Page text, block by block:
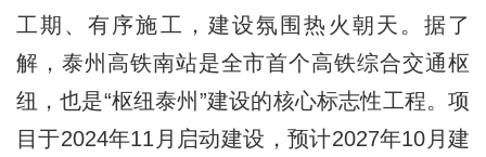
工期、有序施工，建设氛围热火朝天。据了
解，泰州高铁南站是全市首个高铁综合交通枢
纽，也是“枢纽泰州”建设的核心标志性工程。项
目于2024年11月启动建设，预计2027年10月建